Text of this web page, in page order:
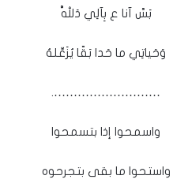
بَسَّ آنا ع بِآلِي دَلَّلَهُ
وَحَياتِي ما حَدا بَقّا يُزَعِّلهُ
……………………….
واسمحوا إذا بتسمحوا
واستحوا ما بقى بتجرحوه